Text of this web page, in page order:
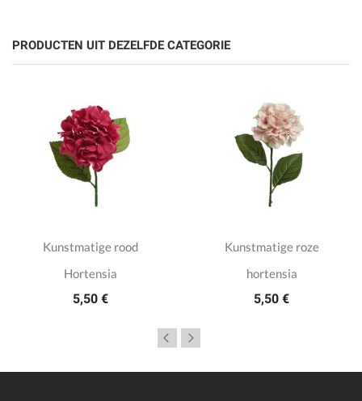
PRODUCTEN UIT DEZELFDE CATEGORIE
Kunstmatige rood
Hortensia
5,50 €
Kunstmatige roze
hortensia
5,50 €